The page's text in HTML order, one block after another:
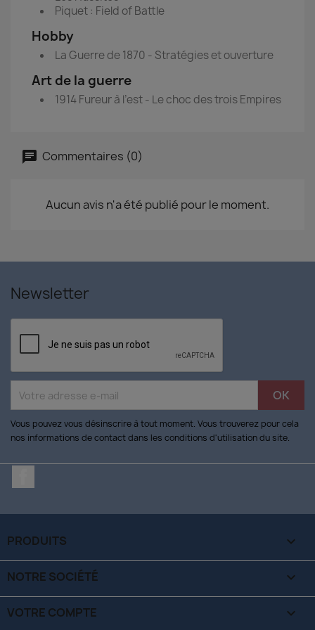
Piquet : Field of Battle
Hobby
La Guerre de 1870 - Stratégies et ouverture
Art de la guerre
1914 Fureur à l’est - Le choc des trois Empires
Commentaires (0)
Aucun avis n'a été publié pour le moment.
Newsletter
Vous pouvez vous désinscrire à tout moment. Vous trouverez pour cela
nos informations de contact dans les conditions d'utilisation du site.
PRODUITS 
NOTRE SOCIÉTÉ 
VOTRE COMPTE 